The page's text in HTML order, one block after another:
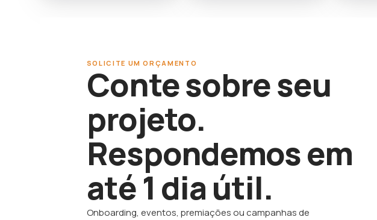
SOLICITE UM ORÇAMENTO
Conte sobre seu
projeto.
Respondemos em
até 1 dia útil.
Onboarding, eventos, premiações ou campanhas de